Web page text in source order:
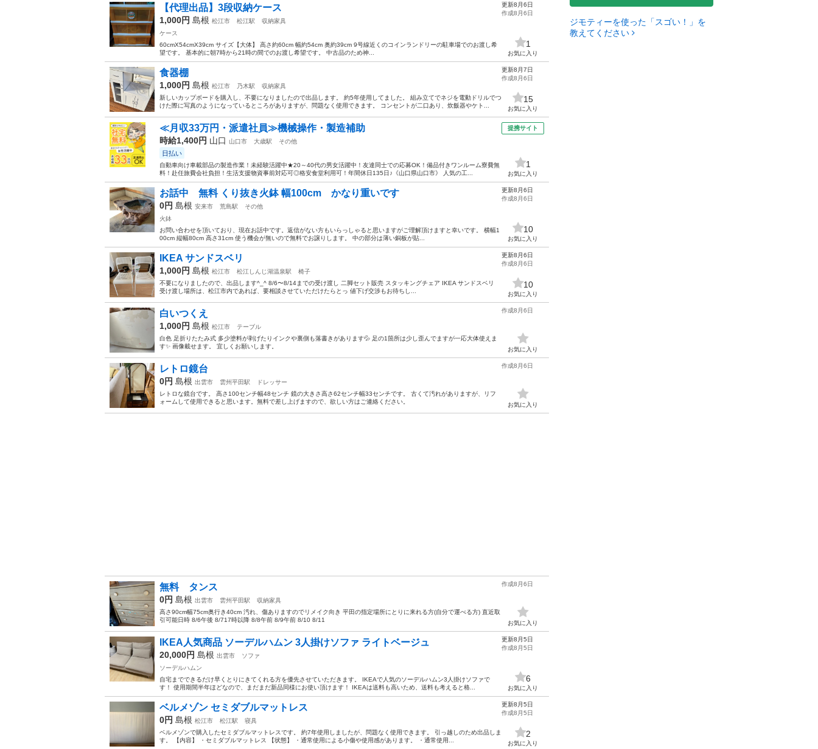
【代理出品】3段収納ケース
1,000円 島根 松江市 松江駅
収納家具
ケース
60cmX54cmX39cm サイズ【大体】 高さ約60cm 幅約54cm 奥約39cm 9号線近くのコインランドリーの駐車場でのお渡し希
望です。 基本的に朝7時から21時の間でのお渡し希望です。 中古品のため神...
更新8月6日
作成8月6日
1
お気に入り
食器棚
1,000円 島根 松江市 乃木駅
収納家具
新しいカップボードを購入し、不要になりましたので出品します。 約5年使用してました。 組み立てでネジを電動ドリルでつ
けた際に写真のようになっているところがありますが、問題なく使用できます。 コンセントが二口あり、炊飯器やケト...
更新8月7日
作成8月6日
15
お気に入り
≪月収33万円・派遣社員≫機械操作・製造補助
時給1,400円 山口 山口市 大歳駅 その他
日払い
自動車向け車載部品の製造作業！未経験活躍中★20～40代の男女活躍中！友達同士での応募OK！備品付きワンルーム寮費無
料！赴任旅費会社負担！生活支援物資事前対応可◎格安食堂利用可！年間休日135日♪《山口県山口市》 人気の工...
提携サイト
1
お気に入り
お話中 無料 くり抜き火鉢 幅100cm かなり重いです
0円 島根 安来市 荒島駅
その他
火鉢
お問い合わせを頂いており、現在お話中です。返信がない方もいらっしゃると思いますがご理解頂けますと幸いです。 横幅1
00cm 縦幅80cm 高さ31cm 使う機会が無いので無料でお譲りします。 中の部分は薄い銅板が貼...
更新8月6日
作成8月6日
10
お気に入り
IKEA サンドスベリ
1,000円 島根 松江市 松江しんじ湖温泉駅
椅子
不要になりましたので、出品します^_^ 8/6〜8/14までの受け渡し 二脚セット販売 スタッキングチェア IKEA サンドスベリ
受け渡し場所は、松江市内であれば、要相談させていただけたらとっ 値下げ交渉もお待ちし...
更新8月6日
作成8月6日
10
お気に入り
白いつくえ
1,000円 島根 松江市
テーブル
白色 足折りたたみ式 多少塗料が剥げたりインクや裏側も落書きがあります💦 足の1箇所は少し歪んでますが一応大体使えま
す✨ 画像載せます。 宜しくお願いします。
作成8月6日
お気に入り
レトロ鏡台
0円 島根 出雲市 雲州平田駅
ドレッサー
レトロな鏡台です。 高さ100センチ幅48センチ 鏡の大きさ高さ62センチ幅33センチです。 古くて汚れがありますが、リフ
ォームして使用できると思います。無料で差し上げますので、欲しい方はご連絡ください。
作成8月6日
お気に入り
無料 タンス
0円 島根 出雲市 雲州平田駅
収納家具
高さ90cm幅75cm奥行き40cm 汚れ、傷ありますのでリメイク向き 平田の指定場所にとりに来れる方(自分で運べる方) 直近取
引可能日時 8/6午後 8/717時以降 8/8午前 8/9午前 8/10 8/11
作成8月6日
お気に入り
IKEA人気商品 ソーデルハムン 3人掛けソファ ライトベージュ
20,000円 島根 出雲市
ソファ
ソーデルハムン
自宅までできるだけ早くとりにきてくれる方を優先させていただきます。 IKEAで人気のソーデルハムン3人掛けソファで
す！ 使用期間半年ほどなので、まだまだ新品同様にお使い頂けます！ IKEAは送料も高いため、送料も考えると格...
更新8月5日
作成8月5日
6
お気に入り
ベルメゾン セミダブルマットレス
0円 島根 松江市 松江駅
寝具
ベルメゾンで購入したセミダブルマットレスです。 約7年使用しましたが、問題なく使用できます。 引っ越しのため出品しま
す。 【内容】 ・セミダブルマットレス 【状態】 ・通常使用による小傷や使用感があります。 ・通常使用...
更新8月5日
作成8月5日
2
お気に入り
ジモティーを使った「スゴい！」を
教えてください